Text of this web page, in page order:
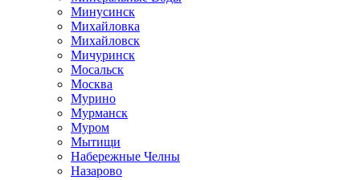
Минусинск
Михайловка
Михайловск
Мичуринск
Мосальск
Москва
Мурино
Мурманск
Муром
Мытищи
Набережные Челны
Назарово